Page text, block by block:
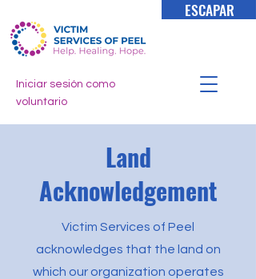
ESCAPAR
Iniciar sesión como
voluntario
Land
Acknowledgement
Victim Services of Peel
acknowledges that the land on
which our organization operates